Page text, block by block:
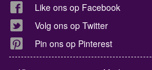
Like ons op Facebook
Volg ons op Twitter
Pin ons op Pinterest